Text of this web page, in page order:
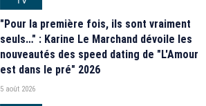
"Pour la première fois, ils sont vraiment
seuls…" : Karine Le Marchand dévoile les
nouveautés des speed dating de "L'Amour
est dans le pré" 2026
5 août 2026